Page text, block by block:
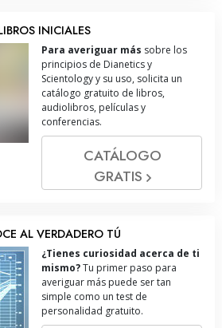
INICIALES
Para averiguar más sobre los
principios de Dianetics y
Scientology y su uso, solicita un
catálogo gratuito de libros,
audiolibros, películas y
conferencias.
CATÁLOGO
GRATIS
AL VERDADERO TÚ
¿Tienes curiosidad acerca de ti
mismo?Tu primer paso para
averiguar más puede ser tan
simple como un test de
personalidad gratuito.